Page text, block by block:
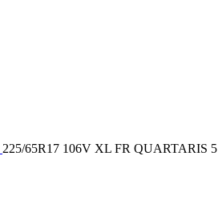
225/65R17 106V XL FR QUARTARIS 5